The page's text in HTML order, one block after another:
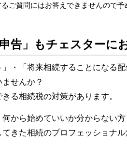
ご質問にはお答えできませんので予
告」もチェスターに
」・「将来相続することになる
せんか？
る相続税の対策があります。
から始めていいか分からない方
きた相続のプロフェッショナ